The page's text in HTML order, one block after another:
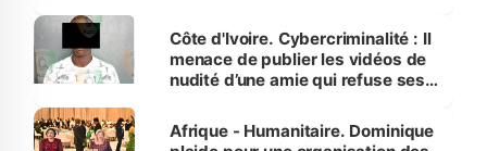
des Transports
Côte d'Ivoire. Cybercriminalité : Il
menace de publier les vidéos de
nudité d’une amie qui refuse ses
Afrique - Humanitaire. Dominique